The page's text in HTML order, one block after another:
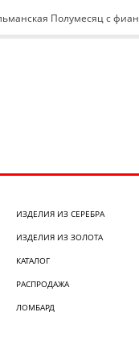
ИЗДЕЛИЯ ИЗ СЕРЕБРА
ИЗДЕЛИЯ ИЗ ЗОЛОТА
КАТАЛОГ
РАСПРОДАЖА
ЛОМБАРД